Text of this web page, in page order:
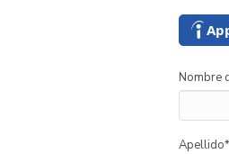
Nombre
Apellido*